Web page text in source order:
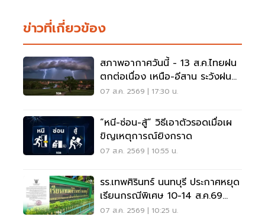
ข่าวที่เกี่ยวข้อง
สภาพอากาศวันนี้ - 13 ส.ค.ไทยฝน
ตกต่อเนื่อง เหนือ-อีสาน ระวังฝน
ตกหนักมากบางแห่ง
07 ส.ค. 2569 | 17:30 น.
“หนี-ซ่อน-สู้” วิธีเอาตัวรอดเมื่อเผ
ขิญเหตุการณ์ยิงกราด
07 ส.ค. 2569 | 10:55 น.
รร.เทพศิรินทร์ นนทบุรี ประกาศหยุด
เรียนกรณีพิเศษ 10-14 ส.ค.69
หลังเหตุกราดยิง
07 ส.ค. 2569 | 10:25 น.